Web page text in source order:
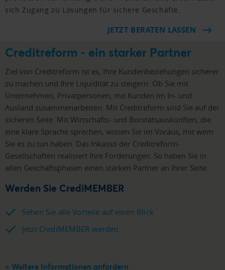
sich Zugang zu Lösungen für sichere Geschäfte.
JETZT BERATEN LASSEN
Creditreform - ein starker Partner
Ziel von Creditreform ist es, Ihre Kundenbeziehungen sicherer
zu machen und Ihre Liquidität zu steigern. Ob Sie mit
Unternehmen, Privatpersonen, mit Kunden im In- und
Ausland zusammenarbeiten: Mit Creditreform sind Sie auf der
sicheren Seite. Mit Wirtschafts- und Bonitätsauskünften, die
eine klare Sprache sprechen, wissen Sie im Voraus, mit wem
Sie es zu tun haben. Das Inkasso der Creditreform-
Gesellschaften realisiert Ihre Forderungen. So haben Sie in
allen Geschäftsphasen einen starken Partner an Ihrer Seite.
Werden Sie CrediMEMBER
Sehen Sie alle Vorteile auf einen Blick
Jetzt CrediMEMBER werden
> Weitere Informationen anfordern